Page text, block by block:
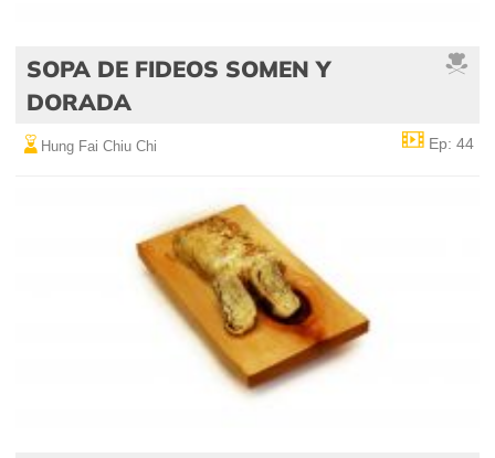
SOPA DE FIDEOS SOMEN Y
DORADA
Hung Fai Chiu Chi Ep: 44